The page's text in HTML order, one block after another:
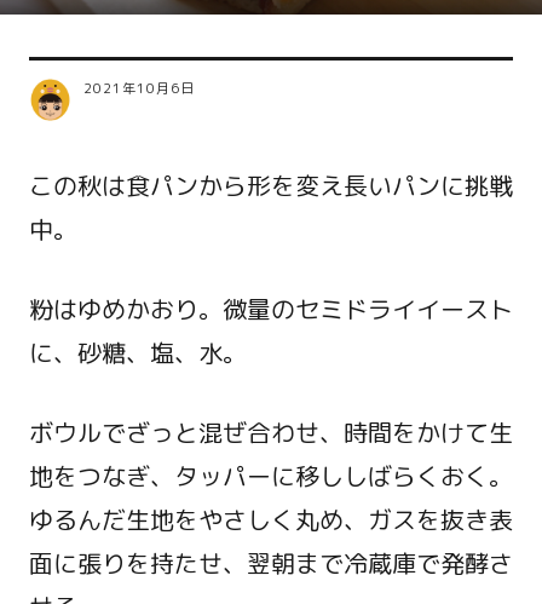
2021年10月6日
この秋は食パンから形を変え長いパンに挑戦
中。
粉はゆめかおり。微量のセミドライイースト
に、砂糖、塩、水。
ボウルでざっと混ぜ合わせ、時間をかけて生
地をつなぎ、タッパーに移ししばらくおく。
ゆるんだ生地をやさしく丸め、ガスを抜き表
面に張りを持たせ、翌朝まで冷蔵庫で発酵さ